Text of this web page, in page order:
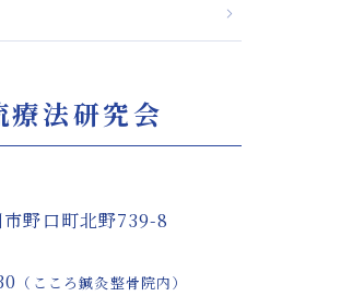
療法研究会
野口町北野739-8
（こころ鍼灸整骨院内）